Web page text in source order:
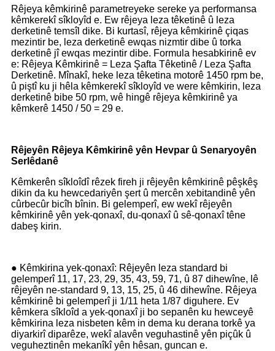
Rêjeya kêmkirinê parametreyeke sereke ya performansa
kêmkerekî sîkloyîd e. Ew rêjeya leza têketinê û leza
derketinê temsîl dike. Bi kurtasî, rêjeya kêmkirinê çiqas
mezintir be, leza derketinê ewqas nizmtir dibe û torka
derketinê jî ewqas mezintir dibe. Formula hesabkirinê ev
e: Rêjeya Kêmkirinê = Leza Şafta Têketinê / Leza Şafta
Derketinê. Mînakî, heke leza têketina motorê 1450 rpm be,
û piştî ku ji hêla kêmkerekî sîkloyîd ve were kêmkirin, leza
derketinê bibe 50 rpm, wê hingê rêjeya kêmkirinê ya
kêmkerê 1450 / 50 = 29 e.
Rêjeyên Rêjeya Kêmkirinê yên Hevpar û Senaryoyên
Serlêdanê
Kêmkerên sîkloîdî rêzek fireh ji rêjeyên kêmkirinê pêşkêş
dikin da ku hewcedariyên şert û mercên xebitandinê yên
cûrbecûr bicîh bînin. Bi gelemperî, ew wekî rêjeyên
kêmkirinê yên yek-qonaxî, du-qonaxî û sê-qonaxî têne
dabeş kirin.
● Kêmkirina yek-qonaxî: Rêjeyên leza standard bi
gelemperî 11, 17, 23, 29, 35, 43, 59, 71, û 87 dihewîne, lê
rêjeyên ne-standard 9, 13, 15, 25, û 46 dihewîne. Rêjeya
kêmkirinê bi gelemperî ji 1/11 heta 1/87 diguhere. Ev
kêmkera sîkloîd a yek-qonaxî ji bo sepanên ku hewceyê
kêmkirina leza nisbeten kêm in dema ku derana torkê ya
diyarkirî diparêze, wekî alavên veguhastinê yên piçûk û
veguheztinên mekanîkî yên hêsan, guncan e.